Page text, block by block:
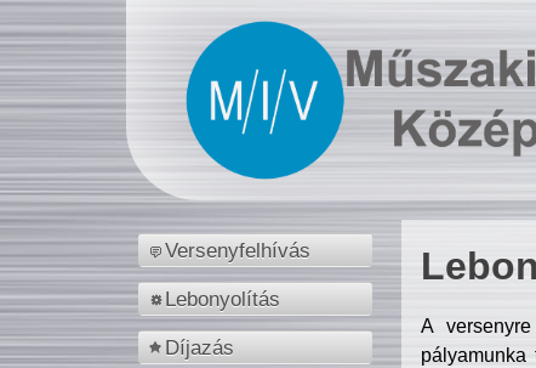
Versenyfelhívás
Lebonyolítás
Díjazás
A